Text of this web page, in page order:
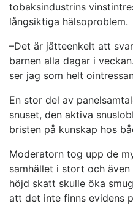
tobaksindustrins
långsiktiga hälsoproblem.
–Det är jätteenkelt att
barnen alla dagar i
ser jag som helt
En stor del av
snuset, den aktiva
bristen på kunskap hos
Moderatorn tog upp de
samhället i stort och
höjd skatt skulle öka
att det inte finns evidens